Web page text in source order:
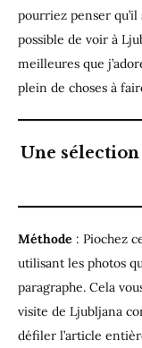
pourriez penser qu’il
possible de voir à
meilleures que
plein de choses à
Une
Méthode : Piochez
utilisant les photos
paragraphe. Cela
visite de Ljubljana
défiler l’article